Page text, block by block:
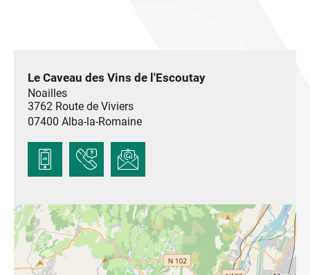
Le Caveau des Vins de l'Escoutay
Noailles
3762 Route de Viviers
07400 Alba-la-Romaine